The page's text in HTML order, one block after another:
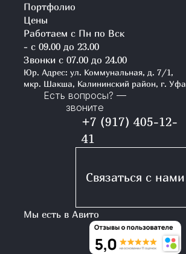
Портфолио
Цены
Работаем с Пн по Вск
- с 09.00 до 23.00
Звонки с 07.00 до 24.00
Юр. Адрес: ул. Коммунальная, д. 7/1,
мкр. Шакша, Калининский район, г. Уфа
Есть вопросы? —
звоните
+7 (917) 405-12-
41
Связаться с нами
Мы есть в Авито